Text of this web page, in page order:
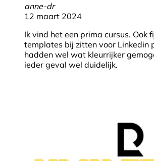
anne-dr
12 maart 2024
Ik vind het een prima cursus. Ook
templates bij zitten voor Linkedin
hadden wel wat kleurrijker
ieder geval wel duidelijk.